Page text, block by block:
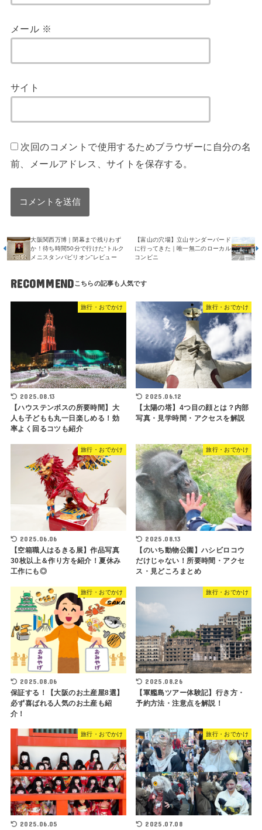
メール ※
サイト
次回のコメントで使用するためブラウザーに自分の名
前、メールアドレス、サイトを保存する。
大阪関西万博｜閉幕まで残りわず
か！待ち時間50分で行けた“トルク
メニスタンパビリオン”レビュー
【富山の穴場】立山サンダーバード
に行ってきた｜唯一無二のローカル
コンビニ
RECOMMEND
旅行・おでかけ
2025.08.13
【ハウステンボスの所要時間】大
人も子どもも丸一日楽しめる！効
率よく回るコツも紹介
旅行・おでかけ
2025.06.12
【太陽の塔】4つ目の顔とは？内部
写真・見学時間・アクセスを解説
旅行・おでかけ
2025.06.06
【空箱職人はるきる展】作品写真
30枚以上＆作り方を紹介！夏休み
工作にも◎
旅行・おでかけ
2025.08.13
【のいち動物公園】ハシビロコウ
だけじゃない！所要時間・アクセ
ス・見どころまとめ
旅行・おでかけ
2025.08.06
保証する！【大阪のお土産屋8選】
必ず喜ばれる人気のお土産も紹
介！
旅行・おでかけ
2025.08.26
【軍艦島ツアー体験記】行き方・
予約方法・注意点を解説！
旅行・おでかけ
2025.06.05
旅行・おでかけ
2025.07.08